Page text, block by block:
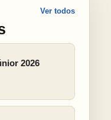
Ver todos
2026